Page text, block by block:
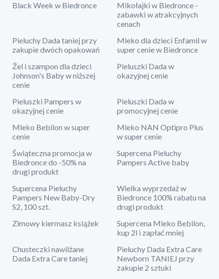
Black Week w Biedronce
Mikołajki w Biedronce -
zabawki w atrakcyjnych
cenach
Pieluchy Dada taniej przy
zakupie dwóch opakowań
Mleko dla dzieci Enfamil w
super cenie w Biedronce
Żel i szampon dla dzieci
Johnson's Baby w niższej
cenie
Pieluszki Dada w
okazyjnej cenie
Pieluszki Pampers w
okazyjnej cenie
Pieluszki Dada w
promocyjnej cenie
Mleko Bebilon w super
cenie
Mleko NAN Optipro Plus
w super cenie
Świąteczna promocja w
Biedronce do -50% na
drugi produkt
Supercena Pieluchy
Pampers Active baby
Supercena Pieluchy
Pampers New Baby-Dry
S2, 100 szt.
Wielka wyprzedaż w
Biedronce 100% rabatu na
drugi produkt
Zimowy kiermasz książek
Supercena Mleko Bebilon,
kup 2l i zapłać mniej
Chusteczki nawilżane
Dada Extra Care taniej
Pieluchy Dada Extra Care
Newborn TANIEJ przy
zakupie 2 sztuki